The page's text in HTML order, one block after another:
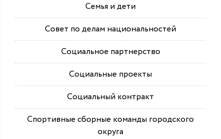
Семья и дети
Совет по делам национальностей
Социальное партнерство
Социальные проекты
Социальный контракт
Спортивные сборные команды городского
округа